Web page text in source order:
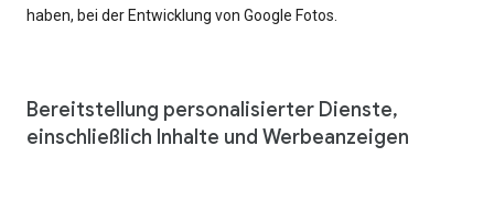
haben, bei der Entwicklung von Google Fotos.
Bereitstellung personalisierter Dienste,
einschließlich Inhalte und Werbeanzeigen